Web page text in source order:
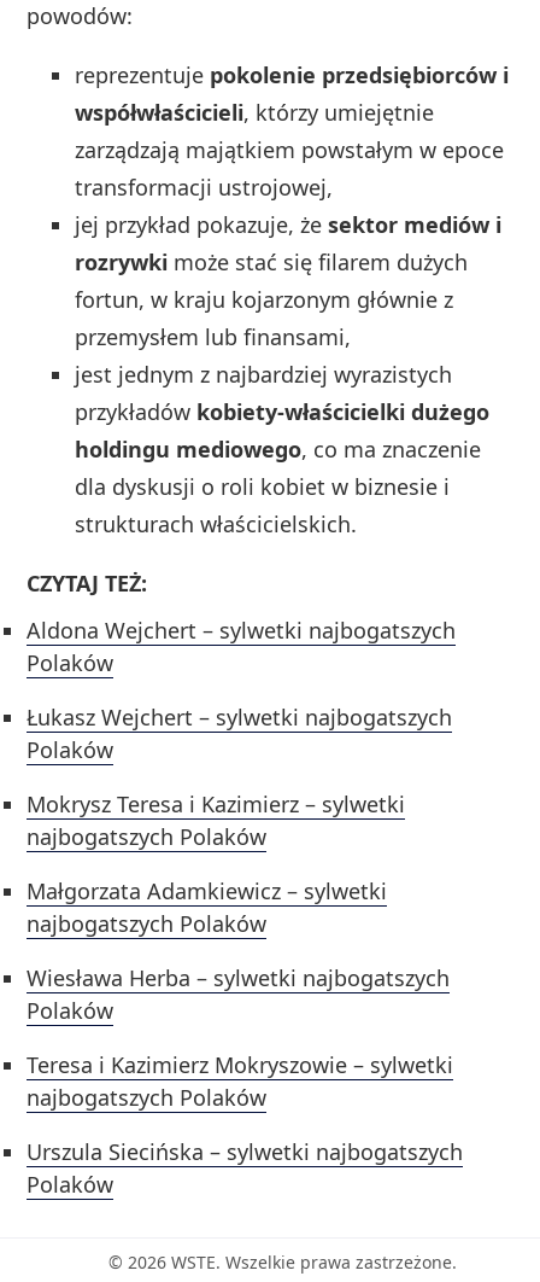
powodów:
reprezentuje pokolenie przedsiębiorców i
współwłaścicieli, którzy umiejętnie
zarządzają majątkiem powstałym w epoce
transformacji ustrojowej,
jej przykład pokazuje, żesektor mediów i
rozrywki może stać się filarem dużych
fortun, w kraju kojarzonym głównie z
przemysłem lub finansami,
jest jednym z najbardziej wyrazistych
przykładów kobiety‑właścicielki dużego
holdingu mediowego, co ma znaczenie
dla dyskusji o roli kobiet w biznesie i
strukturach właścicielskich.
CZYTAJ TEŻ:
Aldona Wejchert – sylwetki najbogatszych
Polaków
Łukasz Wejchert – sylwetki najbogatszych
Polaków
Mokrysz Teresa i Kazimierz – sylwetki
najbogatszych Polaków
Małgorzata Adamkiewicz – sylwetki
najbogatszych Polaków
Wiesława Herba – sylwetki najbogatszych
Polaków
Teresa i Kazimierz Mokryszowie – sylwetki
najbogatszych Polaków
Urszula Siecińska – sylwetki najbogatszych
Polaków
© 2026 WSTE. Wszelkie prawa zastrzeżone.